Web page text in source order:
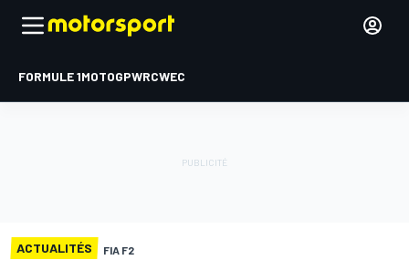
FORMULE 1MOTOGPWRCWEC
ACTUALITÉS FIA F2